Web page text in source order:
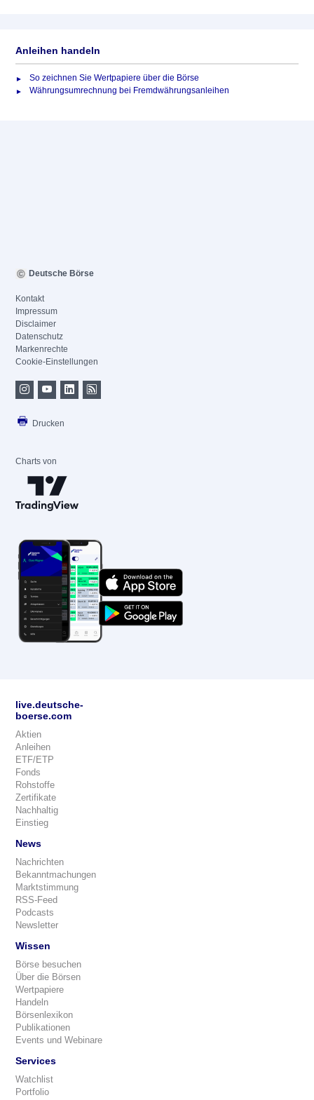
Anleihen handeln
So zeichnen Sie Wertpapiere über die Börse
Währungsumrechnung bei Fremdwährungsanleihen
Deutsche Börse
Kontakt
Impressum
Disclaimer
Datenschutz
Markenrechte
Cookie-Einstellungen
Drucken
Charts von
live.deutsche-
boerse.com
Aktien
Anleihen
ETF/ETP
Fonds
Rohstoffe
Zertifikate
Nachhaltig
Einstieg
News
Nachrichten
Bekanntmachungen
Marktstimmung
RSS-Feed
Podcasts
Newsletter
Wissen
Börse besuchen
Über die Börsen
Wertpapiere
Handeln
Börsenlexikon
Publikationen
Events und Webinare
Services
Watchlist
Portfolio